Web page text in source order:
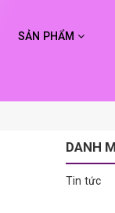
SẢN PHẨM
DANH
Tin tức